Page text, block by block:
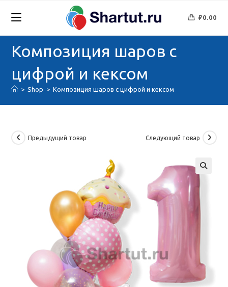
₽0.00
Композиция шаров с
цифрой и кексом
> Shop > Композиция шаров с цифрой и кексом
Предыдущий товар Следующий товар